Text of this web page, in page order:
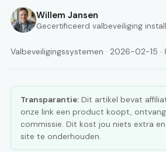
Willem Jansen
Gecertificeerd valbeveiliging
Valbeveiligingssystemen · 2026-02-15
Transparantie: Dit artikel bevat
onze link een product koopt,
commissie. Dit kost jou niets extra
site te onderhouden.